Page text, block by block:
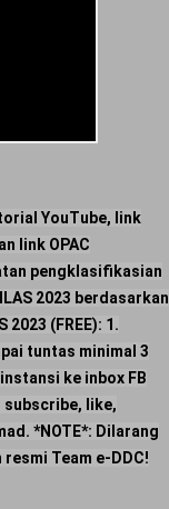
YouTube, link
link OPAC
pengklasifikasian
2023 berdasarkan
(FREE): 1.
tuntas minimal 3
ke inbox FB
subscribe, like,
*NOTE*: Dilarang
Team e-DDC!